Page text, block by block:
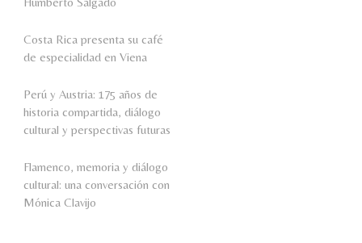
Costa Rica presenta su café
de especialidad en Viena
Perú y Austria: 175 años de
historia compartida, diálogo
cultural y perspectivas futuras
Flamenco, memoria y diálogo
cultural: una conversación con
Mónica Clavijo